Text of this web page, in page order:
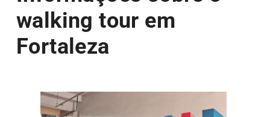
walking tour em
Fortaleza